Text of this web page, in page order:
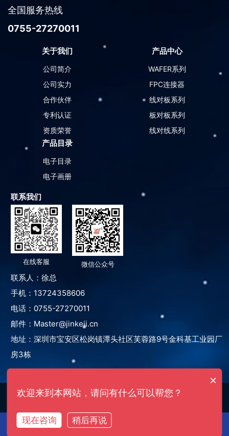
全国服务热线
0755-27270011
关于我们
公司简介
公司实力
合作伙伴
专利认证
资质荣誉
产品中心
WAFER系列
FPC连接器
线对板系列
板对板系列
线对线系列
产品目录
电子目录
电子画册
联系我们
在线客服 微信公众号
联系人：徐总
手机：13724358606
电话：0755-27270011
邮件：Master@jinkeji.cn
地址：深圳市宝安区松岗镇潭头社区芙蓉路9号金科基工业园厂
房3栋
Copyright © 2025 深圳市瑞霸新能科技有限公司版权所有
首页 拨号
×
欢迎来到本网站，请问有什么可以帮您？
现在咨询 稍后再说